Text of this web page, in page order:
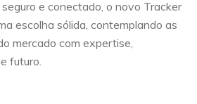
e conectado, o novo Tracker
escolha sólida, contemplando as
mercado com expertise,
futuro.